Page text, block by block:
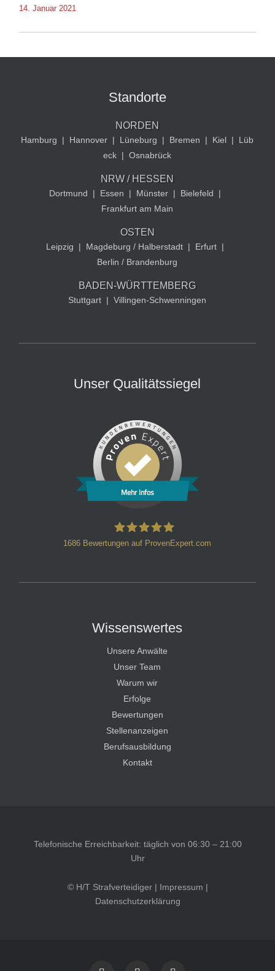
14. Januar 2021
Standorte
NORDEN
Hamburg | Hannover | Lüneburg | Bremen | Kiel |
Lüb
eck | Osnabrück
NRW / HESSEN
Dortmund | Essen | Münster | Bielefeld
|
Frankfurt am Main
OSTEN
Leipzig | Magdeburg / Halberstadt | Erfurt |
Berlin / Brandenburg
BADEN-WÜRTTEMBERG
Stuttgart | Villingen-Schwenningen
Unser Qualitätssiegel
Mehr Infos
1686 Bewertungen auf ProvenExpert.com
Wissenswertes
Unsere Anwälte
Unser Team
Warum wir
Erfolge
Bewertungen
Stellenanzeigen
Berufsausbildung
Kontakt
Telefonische Erreichbarkeit: täglich von 06:30 – 21:00
Uhr
© H/T Strafverteidiger | Impressum |
Datenschutzerklärung